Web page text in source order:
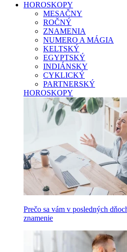
HOROSKOPY
MESAČNY
ROČNÝ
ZNAMENIA
NUMERO A MÁGIA
KELTSKÝ
EGYPTSKÝ
INDIÁNSKY
CYKLICKÝ
PARTNERSKÝ
HOROSKOPY
Prečo sa vám v posledných
znamenie